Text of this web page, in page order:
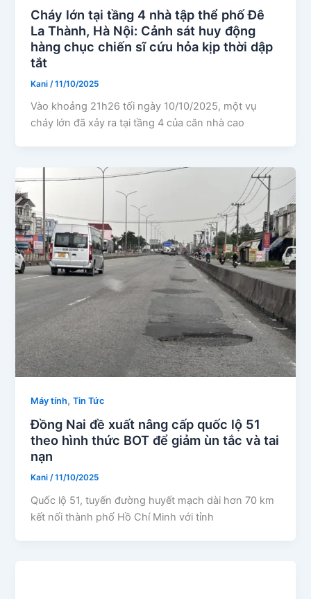
Cháy lớn tại tầng 4 nhà tập thể phố Đê
La Thành, Hà Nội: Cảnh sát huy động
hàng chục chiến sĩ cứu hỏa kịp thời dập
tắt
Kani /11/10/2025
Vào khoảng 21h26 tối ngày 10/10/2025, một vụ
cháy lớn đã xảy ra tại tầng 4 của căn nhà cao
Máy tính,Tin Tức
Đồng Nai đề xuất nâng cấp quốc lộ 51
theo hình thức BOT để giảm ùn tắc và tai
nạn
Kani/11/10/2025
Quốc lộ 51, tuyến đường huyết mạch dài hơn 70 km
kết nối thành phố Hồ Chí Minh với tỉnh